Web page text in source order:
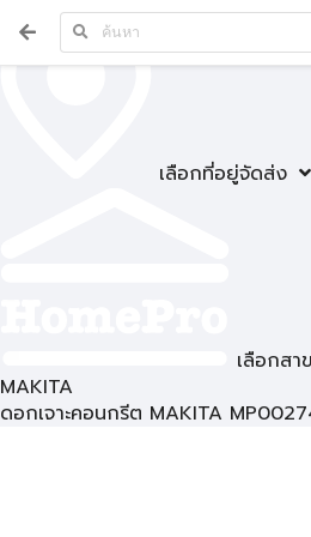
เลือกที่อยู่จัดส่ง
เลือกสา
MAKITA
ดอกเจาะคอนกรีต MAKITA